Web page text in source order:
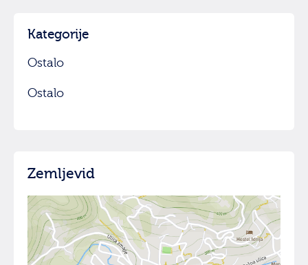
Kategorije
Ostalo
Ostalo
Zemljevid